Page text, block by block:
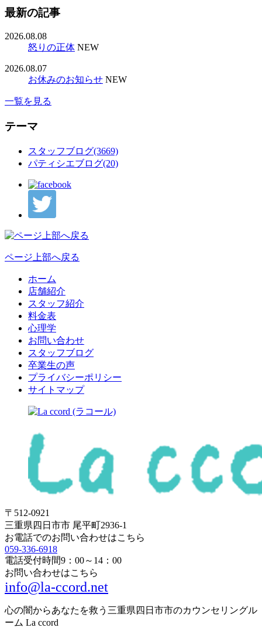
最新の記事
2026.08.08
怒りの正体 NEW
2026.08.07
お休みのお知らせ NEW
一覧を見る
テーマ
スタッフブログ(3669)
パティシエブログ(20)
ページ上部へ戻る
ホーム
店舗紹介
スタッフ紹介
料金表
心理学
お問い合わせ
スタッフブログ
卒業生の声
プライバシーポリシー
サイトマップ
〒512-0921
三重県四日市市 尾平町2936-1
お電話でのお問い合わせはこちら
059-336-6918
電話受付時間9：00～14：00
お問い合わせはこちら
info@la-ccord.net
心の闇からあなたを救う三重県四日市市のカウンセリングル
ーム La ccord